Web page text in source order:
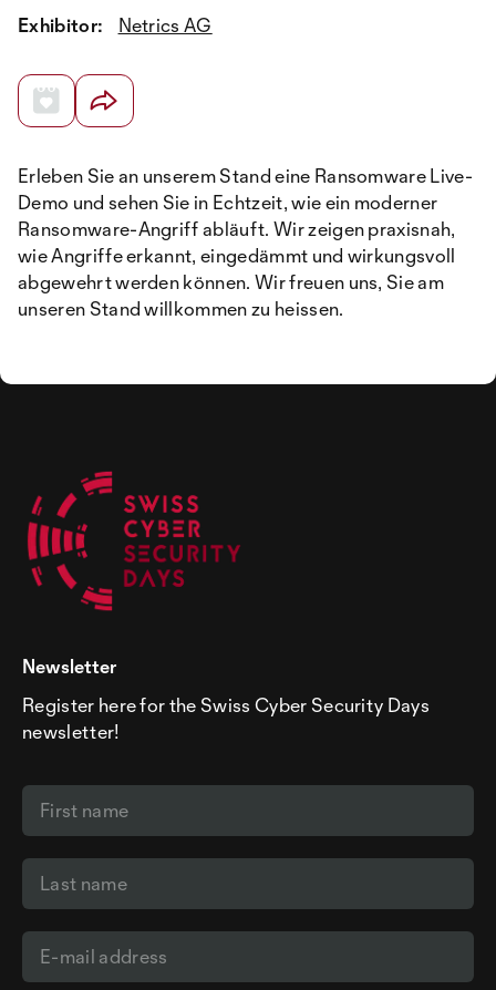
Exhibitor:
Netrics AG
Erleben Sie an unserem Stand eine Ransomware Live-
Demo und sehen Sie in Echtzeit, wie ein moderner
Ransomware-Angriff abläuft. Wir zeigen praxisnah,
wie Angriffe erkannt, eingedämmt und wirkungsvoll
abgewehrt werden können. Wir freuen uns, Sie am
unseren Stand willkommen zu heissen.
Newsletter
Register here for the Swiss Cyber Security Days
newsletter!